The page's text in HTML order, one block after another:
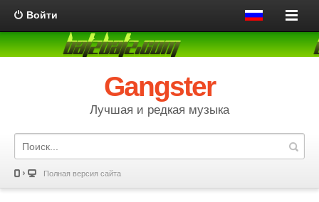
Войти
Gangster
Лучшая и редкая музыка
Полная версия сайта